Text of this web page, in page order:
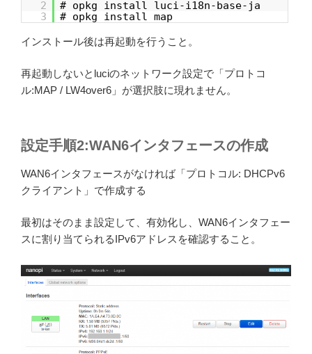
2
# opkg install luci-i18n-base-ja
3
# opkg install map
インストール後は再起動を行うこと。
再起動しないとluciのネットワーク設定で「プロトコ
ル:MAP / LW4over6」が選択肢に現れません。
設定手順2:WAN6インタフェースの作成
WAN6インタフェースがなければ「プロトコル: DHCPv6
クライアント」で作成する
最初はそのまま設定して、有効化し、WAN6インタフェー
スに割り当てられるIPv6アドレスを確認すること。